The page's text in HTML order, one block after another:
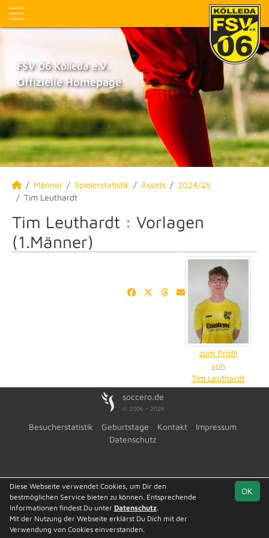
FSV 06 Kölleda e.V.
Offizielle Homepage
Männer Spielerstatistik Assists
2024/25
Tim Leuthardt
Tim Leuthardt : Vorlagen
(1.Männer)
zum Profil
von
Tim Leuthardt
soccero.de
© 2006 - 2026
Besucherstatistik Geburtstage Kontakt
Impressum
Datenschutz
OK
Diese Webseite verwendet Cookies, um Dir den
bestmöglichen Service bieten zu können. Entsprechende
Informationen findest Du unter Datenschutz.
Mit der Nutzung der Webseite erklärst Du Dich mit der
Verwendung von Cookies einverstanden.